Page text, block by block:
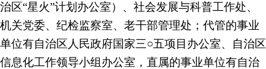
治区“星火”计划办公室）、社会发展与科普工作处、
机关党委、纪检监察室、老干部管理处；代管的事业
单位有自治区人民政府国家三○五项目办公室、自治区
信息化工作领导小组办公室，直属的事业单位有自治